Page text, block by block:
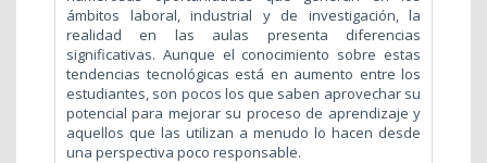
ámbitos laboral, industrial y de investigación, la
realidad en las aulas presenta diferencias
significativas. Aunque el conocimiento sobre estas
tendencias tecnológicas está en aumento entre los
estudiantes, son pocos los que saben aprovechar su
potencial para mejorar su proceso de aprendizaje y
aquellos que las utilizan a menudo lo hacen desde
una perspectiva poco responsable.